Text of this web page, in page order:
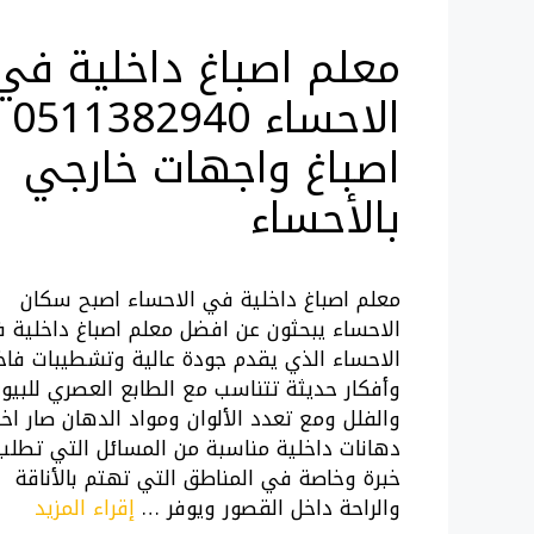
معلم اصباغ داخلية
الاحساء 0511382940
اصباغ واجهات خارجي
بالأحساء
معلم اصباغ داخلية في الاحساء اصبح سكان
الاحساء يبحثون عن افضل معلم اصباغ
الاحساء الذي يقدم جودة عالية وتشطيبات
وأفكار حديثة تتناسب مع الطابع العصري
والفلل ومع تعدد الألوان ومواد الدهان صار
دهانات داخلية مناسبة من المسائل التي
خبرة وخاصة في المناطق التي تهتم بالأناقة
والراحة داخل القصور ويوفر … إقراء المزيد